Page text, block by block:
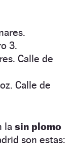
3.
Calle de
Calle de
la sin plomo
son estas: